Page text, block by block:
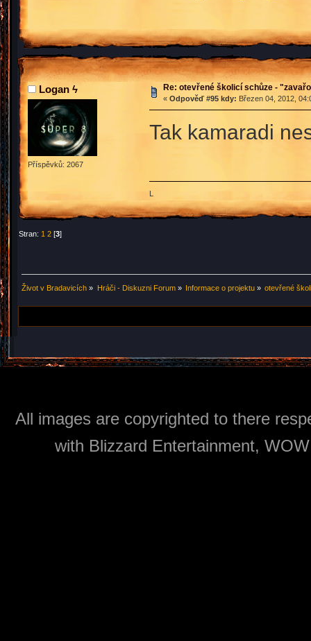
Logan ϟ
Příspěvků: 2067
Re: otevřené školicí schůze -
« Odpověď #95 kdy: Březen 04, 2012,
Tak kamaradi
L
Stran: 1 2 [3]
Život v Bradavicích » Hráči - Diskuzni Forum» Informace o projektu» otevřené
All images are copyrighted to there
with Blizzard Entertainment,